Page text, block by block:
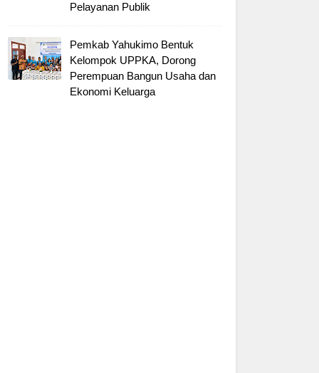
Pelayanan Publik
Pemkab Yahukimo Bentuk
Kelompok UPPKA, Dorong
Perempuan Bangun Usaha dan
Ekonomi Keluarga